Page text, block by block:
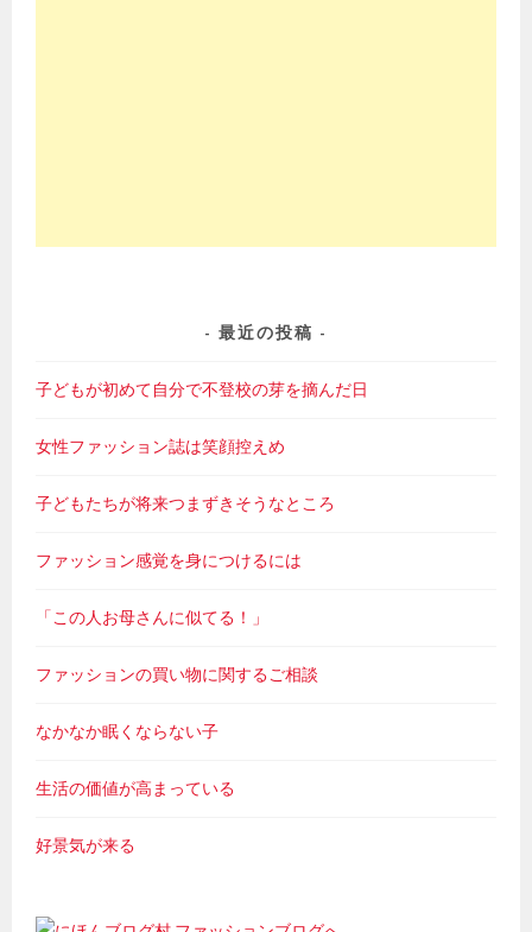
最近の投稿
子どもが初めて自分で不登校の芽を摘んだ日
女性ファッション誌は笑顔控えめ
子どもたちが将来つまずきそうなところ
ファッション感覚を身につけるには
「この人お母さんに似てる！」
ファッションの買い物に関するご相談
なかなか眠くならない子
生活の価値が高まっている
好景気が来る